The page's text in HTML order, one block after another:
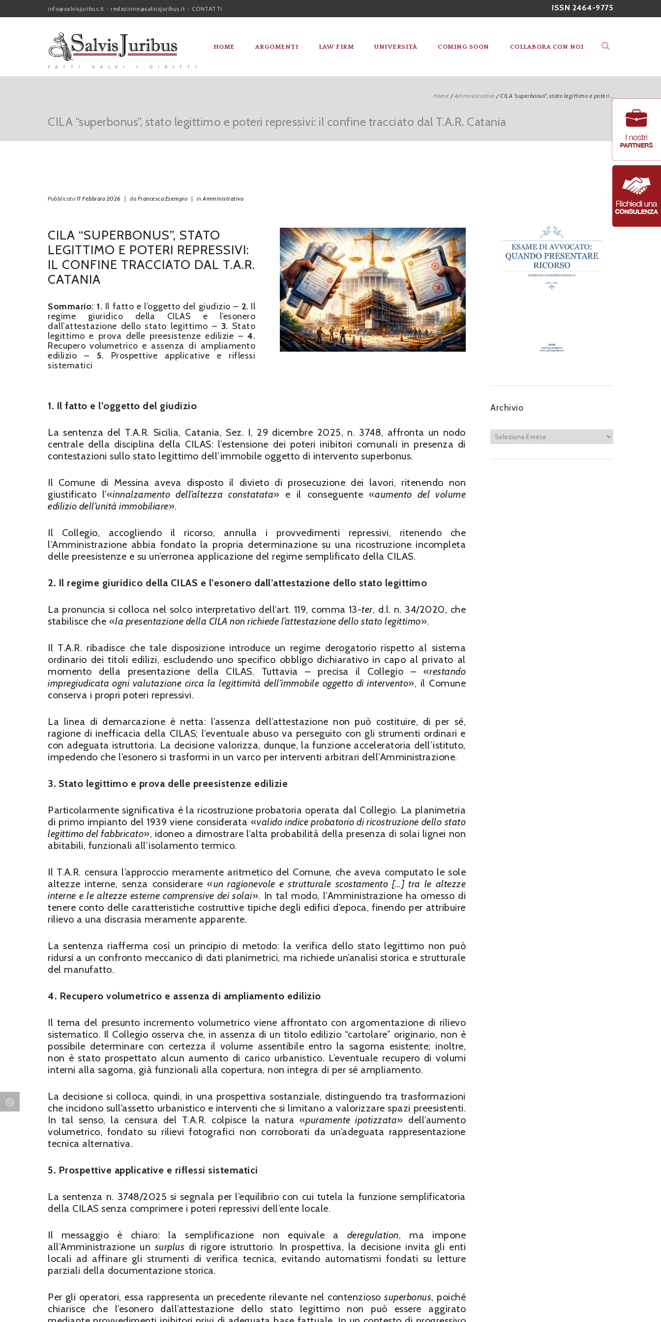
ISSN 2464-9775
info@salvisjuribus.it - redazione@salvisjuribus.it - CONTATTI
FATTI SALVI I DIRITTI
HOME ARGOMENTI LAW FIRM UNIVERSITÀ COMING SOON COLLABORA CON NOI
Home /Amministrativo /CILA “superbonus”, stato legittimo e poteri...
CILA “superbonus”, stato legittimo e poteri repressivi: il confine tracciato dal T.A.R. Catania
Pubblicato 11 Febbraio 2026 | da Francesca Esempio | inAmministrativo
CILA “SUPERBONUS”, STATO
LEGITTIMO E POTERI REPRESSIVI:
IL CONFINE TRACCIATO DAL T.A.R.
CATANIA
Sommario: 1. Il fatto e l’oggetto del giudizio – 2. Il
regime giuridico della CILAS e l’esonero
dall’attestazione dello stato legittimo – 3. Stato
legittimo e prova delle preesistenze edilizie –4.
Recupero volumetrico e assenza di ampliamento
edilizio – 5. Prospettive applicative e riflessi
sistematici
1. Il fatto e l’oggetto del giudizio
La sentenza del T.A.R. Sicilia, Catania, Sez. I, 29 dicembre 2025, n. 3748, affronta un nodo
centrale della disciplina della CILAS: l’estensione dei poteri inibitori comunali in presenza di
contestazioni sullo stato legittimo dell’immobile oggetto di intervento superbonus.
Il Comune di Messina aveva disposto il divieto di prosecuzione dei lavori, ritenendo non
giustificato l’«innalzamento dell’altezza constatata» e il conseguente «aumento del volume
edilizio dell’unità immobiliare».
Il Collegio, accogliendo il ricorso, annulla i provvedimenti repressivi, ritenendo che
l’Amministrazione abbia fondato la propria determinazione su una ricostruzione incompleta
delle preesistenze e su un’erronea applicazione del regime semplificato della CILAS.
2. Il regime giuridico della CILAS e l’esonero dall’attestazione dello stato legittimo
La pronuncia si colloca nel solco interpretativo dell’art. 119, comma 13-ter, d.l. n. 34/2020, che
stabilisce che «la presentazione della CILA non richiede l’attestazione dello stato legittimo».
Il T.A.R. ribadisce che tale disposizione introduce un regime derogatorio rispetto al sistema
ordinario dei titoli edilizi, escludendo uno specifico obbligo dichiarativo in capo al privato al
momento della presentazione della CILAS. Tuttavia – precisa il Collegio – «restando
impregiudicata ogni valutazione circa la legittimità dell’immobile oggetto di intervento», il Comune
conserva i propri poteri repressivi.
La linea di demarcazione è netta: l’assenza dell’attestazione non può costituire, di per sé,
ragione di inefficacia della CILAS; l’eventuale abuso va perseguito con gli strumenti ordinari e
con adeguata istruttoria. La decisione valorizza, dunque, la funzione acceleratoria dell’istituto,
impedendo che l’esonero si trasformi in un varco per interventi arbitrari dell’Amministrazione.
3. Stato legittimo e prova delle preesistenze edilizie
Particolarmente significativa è la ricostruzione probatoria operata dal Collegio. La planimetria
di primo impianto del 1939 viene considerata «valido indice probatorio di ricostruzione dello stato
legittimo del fabbricato», idoneo a dimostrare l’alta probabilità della presenza di solai lignei non
abitabili, funzionali all’isolamento termico.
Il T.A.R. censura l’approccio meramente aritmetico del Comune, che aveva computato le sole
altezze interne, senza considerare «un ragionevole e strutturale scostamento […] tra le altezze
interne e le altezze esterne comprensive dei solai». In tal modo, l’Amministrazione ha omesso di
tenere conto delle caratteristiche costruttive tipiche degli edifici d’epoca, finendo per attribuire
rilievo a una discrasia meramente apparente.
La sentenza riafferma così un principio di metodo: la verifica dello stato legittimo non può
ridursi a un confronto meccanico di dati planimetrici, ma richiede un’analisi storica e strutturale
del manufatto.
4. Recupero volumetrico e assenza di ampliamento edilizio
Il tema del presunto incremento volumetrico viene affrontato con argomentazione di rilievo
sistematico. Il Collegio osserva che, in assenza di un titolo edilizio “cartolare” originario, non è
possibile determinare con certezza il volume assentibile entro la sagoma esistente; inoltre,
non è stato prospettato alcun aumento di carico urbanistico. L’eventuale recupero di volumi
interni alla sagoma, già funzionali alla copertura, non integra di per sé ampliamento.
La decisione si colloca, quindi, in una prospettiva sostanziale, distinguendo tra trasformazioni
che incidono sull’assetto urbanistico e interventi che si limitano a valorizzare spazi preesistenti.
In tal senso, la censura del T.A.R. colpisce la natura «puramente ipotizzata» dell’aumento
volumetrico, fondato su rilievi fotografici non corroborati da un’adeguata rappresentazione
tecnica alternativa.
5. Prospettive applicative e riflessi sistematici
La sentenza n. 3748/2025 si segnala per l’equilibrio con cui tutela la funzione semplificatoria
della CILAS senza comprimere i poteri repressivi dell’ente locale.
Il messaggio è chiaro: la semplificazione non equivale a deregulation, ma impone
all’Amministrazione un surplus di rigore istruttorio. In prospettiva, la decisione invita gli enti
locali ad affinare gli strumenti di verifica tecnica, evitando automatismi fondati su letture
parziali della documentazione storica.
Per gli operatori, essa rappresenta un precedente rilevante nel contenziososuperbonus, poiché
chiarisce che l’esonero dall’attestazione dello stato legittimo non può essere aggirato
Archivio